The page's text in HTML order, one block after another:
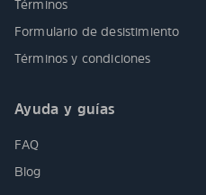
Términos
Formulario de desistimiento
Términos y condiciones
Ayuda y guías
FAQ
Blog